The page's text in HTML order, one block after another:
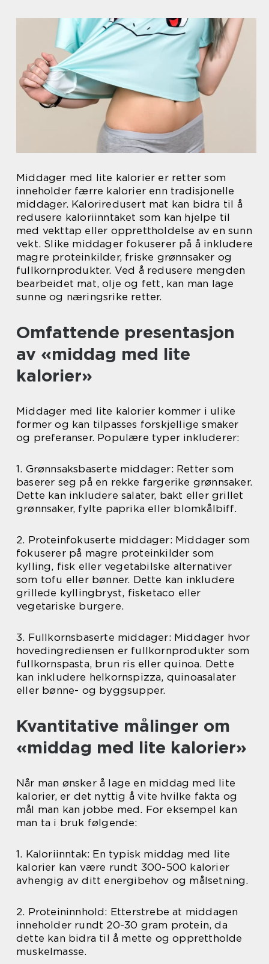
Middager med lite kalorier er retter som
inneholder færre kalorier enn tradisjonelle
middager. Kaloriredusert mat kan bidra til å
redusere kaloriinntaket som kan hjelpe til
med vekttap eller opprettholdelse av en sunn
vekt. Slike middager fokuserer på å inkludere
magre proteinkilder, friske grønnsaker og
fullkornprodukter. Ved å redusere mengden
bearbeidet mat, olje og fett, kan man lage
sunne og næringsrike retter.
Omfattende presentasjon
av «middag med lite
kalorier»
Middager med lite kalorier kommer i ulike
former og kan tilpasses forskjellige smaker
og preferanser. Populære typer inkluderer:
1. Grønnsaksbaserte middager: Retter som
baserer seg på en rekke fargerike grønnsaker.
Dette kan inkludere salater, bakt eller grillet
grønnsaker, fylte paprika eller blomkålbiff.
2. Proteinfokuserte middager: Middager som
fokuserer på magre proteinkilder som
kylling, fisk eller vegetabilske alternativer
som tofu eller bønner. Dette kan inkludere
grillede kyllingbryst, fisketaco eller
vegetariske burgere.
3. Fullkornsbaserte middager: Middager hvor
hovedingrediensen er fullkornprodukter som
fullkornspasta, brun ris eller quinoa. Dette
kan inkludere helkornspizza, quinoasalater
eller bønne- og byggsupper.
Kvantitative målinger om
«middag med lite kalorier»
Når man ønsker å lage en middag med lite
kalorier, er det nyttig å vite hvilke fakta og
mål man kan jobbe med. For eksempel kan
man ta i bruk følgende:
1. Kaloriinntak: En typisk middag med lite
kalorier kan være rundt 300-500 kalorier
avhengig av ditt energibehov og målsetning.
2. Proteininnhold: Etterstrebe at middagen
inneholder rundt 20-30 gram protein, da
dette kan bidra til å mette og opprettholde
muskelmasse.